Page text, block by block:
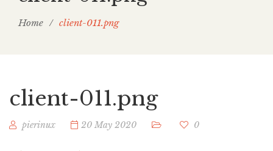
Home / client-011.png
client-011.png
pierinux 20 May 2020 0